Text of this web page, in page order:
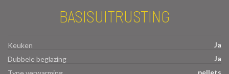
BASISUITRUSTING
Keuken
Ja
Dubbele beglazing
Ja